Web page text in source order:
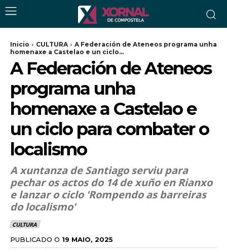
Inicio CULTURA
A Federación de Ateneos programa unha
homenaxe a Castelao e un ciclo...
A Federación de Ateneos
programa unha
homenaxe a Castelao e
un ciclo para combater o
localismo
A xuntanza de Santiago serviu para
pechar os actos do 14 de xuño en Rianxo
e lanzar o ciclo 'Rompendo as barreiras
do localismo'
CULTURA
PUBLICADO O 19 MAIO, 2025